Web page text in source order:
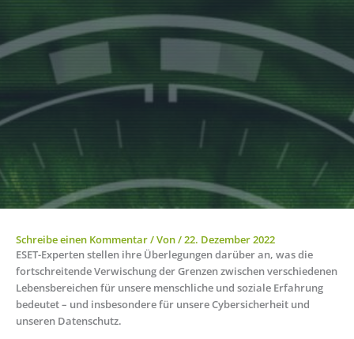
Schreibe einen Kommentar/ Von/22. Dezember 2022
ESET-Experten stellen ihre Überlegungen darüber an, was die
fortschreitende Verwischung der Grenzen zwischen verschiedenen
Lebensbereichen für unsere menschliche und soziale Erfahrung
bedeutet – und insbesondere für unsere Cybersicherheit und
unseren Datenschutz.